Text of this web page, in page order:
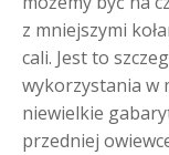
z mniejszymi
cali. Jest to
wykorzystania w
niewielkie
przedniej